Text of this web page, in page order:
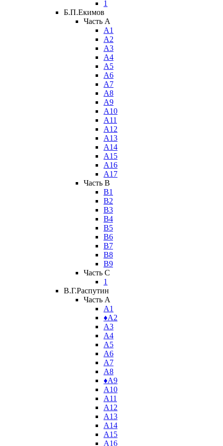
1
Б.П.Екимов
Часть A
А1
А2
А3
А4
А5
А6
А7
А8
А9
А10
А11
А12
А13
А14
А15
А16
А17
Часть B
В1
В2
В3
В4
В5
В6
В7
В8
В9
Часть C
1
В.Г.Распутин
Часть A
А1
♦А2
А3
А4
А5
А6
А7
А8
♦А9
А10
А11
А12
А13
А14
А15
А16